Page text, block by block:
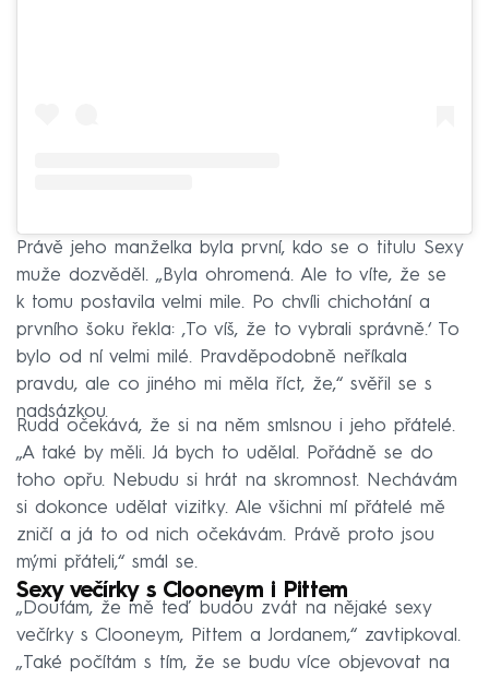
Právě jeho manželka byla první, kdo se o titulu Sexy
muže dozvěděl. „Byla ohromená. Ale to víte, že se
k tomu postavila velmi mile. Po chvíli chichotání a
prvního šoku řekla: ‚To víš, že to vybrali správně.‘ To
bylo od ní velmi milé. Pravděpodobně neříkala
pravdu, ale co jiného mi měla říct, že,“ svěřil se s
nadsázkou.
Rudd očekává, že si na něm smlsnou i jeho přátelé.
„A také by měli. Já bych to udělal. Pořádně se do
toho opřu. Nebudu si hrát na skromnost. Nechávám
si dokonce udělat vizitky. Ale všichni mí přátelé mě
zničí a já to od nich očekávám. Právě proto jsou
mými přáteli,“ smál se.
Sexy večírky s Clooneym i Pittem
„Doufám, že mě teď budou zvát na nějaké sexy
večírky s Clooneym, Pittem a Jordanem,“ zavtipkoval.
„Také počítám s tím, že se budu více objevovat na